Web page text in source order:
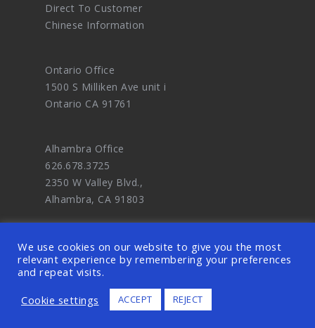
Direct To Customer
Chinese Information
Ontario Office
1500 S Milliken Ave unit i
Ontario CA 91761
Alhambra Office
626.678.3725
2350 W Valley Blvd.,
Alhambra, CA 91803
© 2026 OODDA - Digital Marketing Agency
and eCommerce Website Design Master. ALL
We use cookies on our website to give you the most
relevant experience by remembering your preferences
and repeat visits.
Cookie settings
ACCEPT REJECT